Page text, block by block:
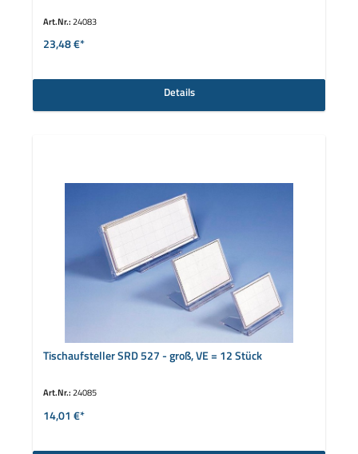
Art.Nr.:24083
23,48 €*
Details
Tischaufsteller SRD 527 - groß, VE = 12 Stück
Art.Nr.:24085
14,01 €*